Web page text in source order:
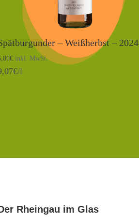
– Weißherbst – 2024
€ inkl. MwSt.
€/l
Rheingau im Glas